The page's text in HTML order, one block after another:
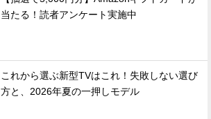
当たる！読者アンケート実施中
これから選ぶ新型TVはこれ！失敗しない選び
方と、2026年夏の一押しモデル